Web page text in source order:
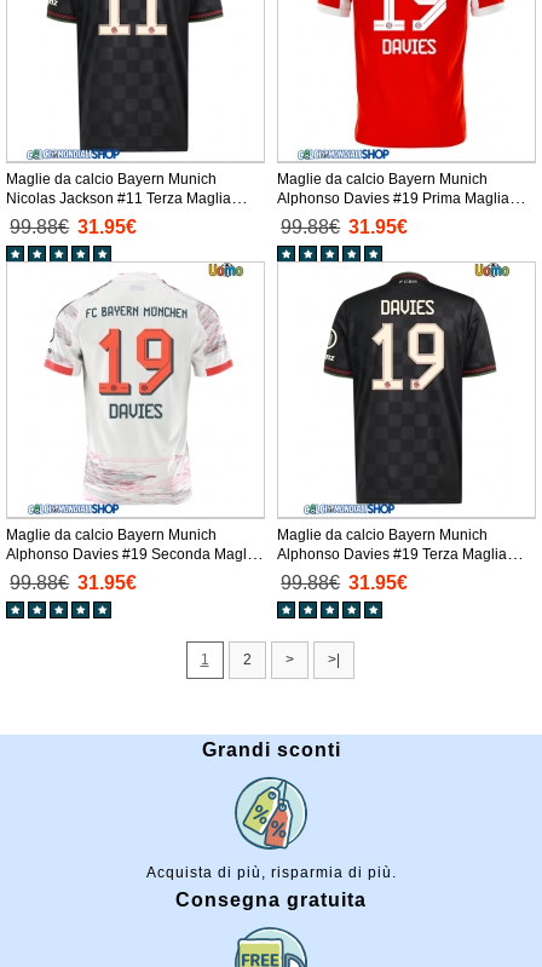
Maglie da calcio Bayern Munich
Nicolas Jackson #11 Terza Maglia
2025-26 Manica Corta
99.88€ 31.95€
Maglie da calcio Bayern Munich
Alphonso Davies #19 Prima Maglia
2025-26 Manica Corta
99.88€ 31.95€
Maglie da calcio Bayern Munich
Alphonso Davies #19 Seconda Maglia
2025-26 Manica Corta
99.88€ 31.95€
Maglie da calcio Bayern Munich
Alphonso Davies #19 Terza Maglia
2025-26 Manica Corta
99.88€ 31.95€
1 2 > >|
Grandi sconti
Acquista di più, risparmia di più.
Consegna gratuita